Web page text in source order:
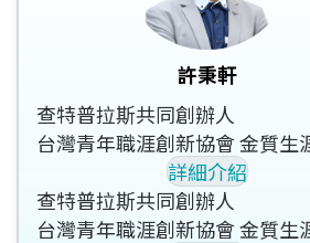
許秉軒
查特普拉斯共同創辦人
台灣青年職涯創新協會 金質生
詳細介紹
查特普拉斯共同創辦人
台灣青年職涯創新協會 金質生